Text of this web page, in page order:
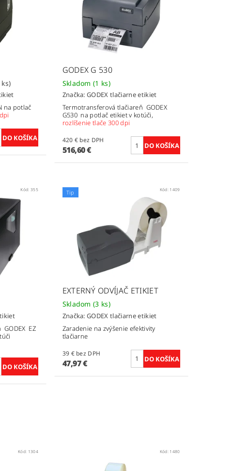
na potlač
GODEX G 530
Skladom(1 ks)
Značka:GODEX tlačiarne etikiet
Termotransferová tlačiareň GODEX
G530 na potlač etikiet v kotúči,
rozlíšenie tlače 300 dpi
420 € bez DPH
516,60 €
Kód:355
EZ
Tip Kód: 1409
EXTERNÝ ODVÍJAČ ETIKIET
Skladom(3 ks)
Značka:GODEX tlačiarne etikiet
Zaradenie na zvýšenie efektivity
tlačiarne
39 € bez DPH
47,97 €
Kód: 1304 Kód: 1480